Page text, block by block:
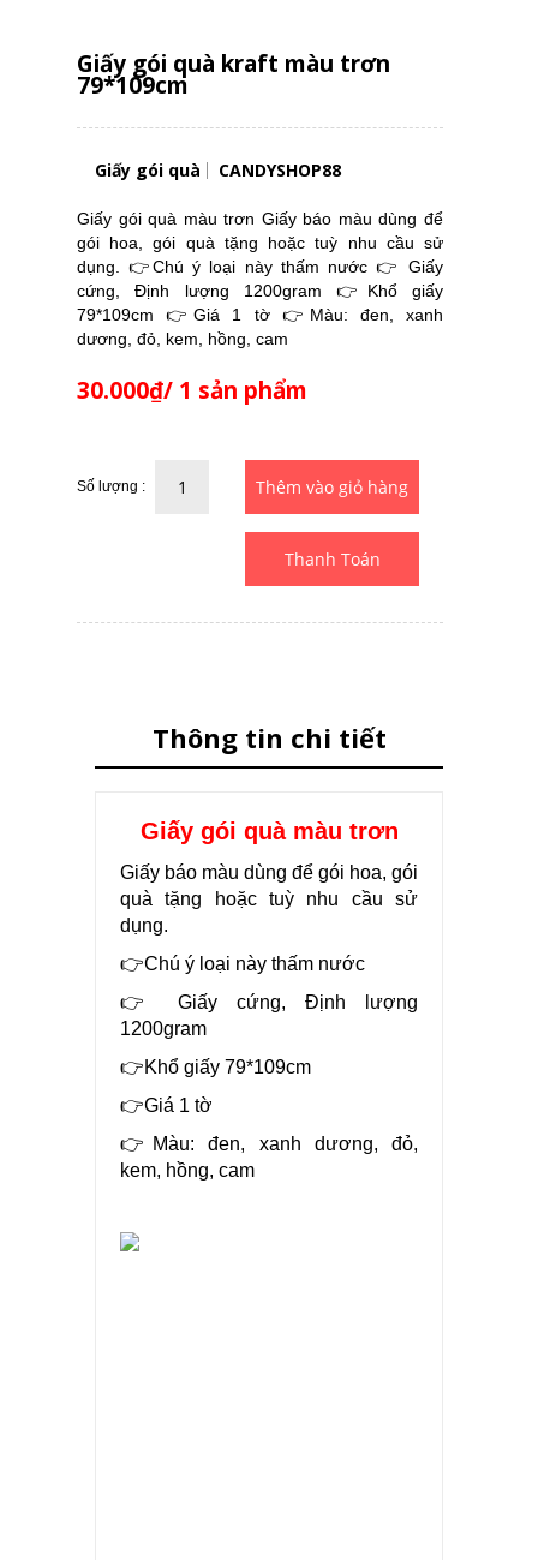
Giấy gói quà kraft màu trơn
79*109cm
Giấy gói quà CANDYSHOP88
Giấy gói quà màu trơn Giấy báo màu dùng để
gói hoa, gói quà tặng hoặc tuỳ nhu cầu sử
dụng. 👉Chú ý loại này thấm nước 👉 Giấy
cứng, Định lượng 1200gram 👉Khổ giấy
79*109cm 👉Giá 1 tờ 👉Màu: đen, xanh
dương, đỏ, kem, hồng, cam
30.000₫/ 1 sản phẩm
Số lượng :
Thanh Toán
Thông tin chi tiết
Giấy gói quà màu trơn
Giấy báo màu dùng để gói hoa, gói
quà tặng hoặc tuỳ nhu cầu sử
dụng.
👉Chú ý loại này thấm nước
👉 Giấy cứng, Định lượng
1200gram
👉Khổ giấy 79*109cm
👉Giá 1 tờ
👉Màu: đen, xanh dương, đỏ,
kem, hồng, cam